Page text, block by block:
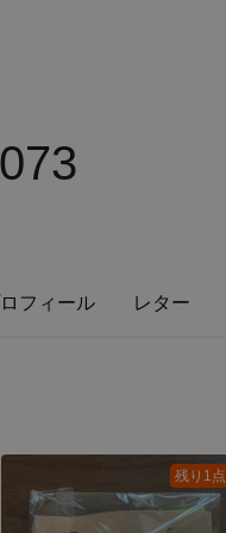
フィール レター
残り1点